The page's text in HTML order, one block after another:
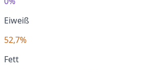
Eiweiß
52,7%
Fett